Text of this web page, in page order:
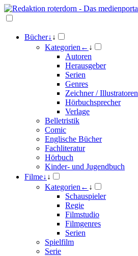
Bücher↓ ↓
Kategorien ← ↓
Autoren
Herausgeber
Serien
Genres
Zeichner / Illustratoren
Hörbuchsprecher
Verlage
Belletristik
Comic
Englische Bücher
Fachliteratur
Hörbuch
Kinder- und Jugendbuch
Filme↓ ↓
Kategorien ← ↓
Schauspieler
Regie
Filmstudio
Filmgenres
Serien
Spielfilm
Serie